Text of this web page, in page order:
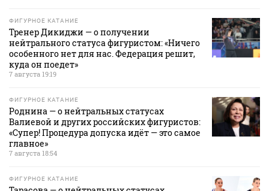
ФИГУРНОЕ КАТАНИЕ
Тренер Дикиджи — о получении
нейтрального статуса фигуристом: «Ничего
особенного нет для нас. Федерация решит,
куда он поедет»
7 августа 19:19
ФИГУРНОЕ КАТАНИЕ
Роднина — о нейтральных статусах
Валиевой и других российских фигуристов:
«Супер! Процедура допуска идёт — это самое
главное»
7 августа 18:54
ФИГУРНОЕ КАТАНИЕ